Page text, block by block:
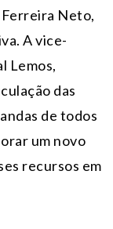
Neto,
A vice-
Lemos,
das
de todos
um novo
recursos em